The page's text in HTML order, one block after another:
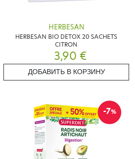
HERBESAN
HERBESAN BIO DETOX 20 SACHETS
CITRON
3,90 €
ДОБАВИТЬ В КОРЗИНУ
-7%